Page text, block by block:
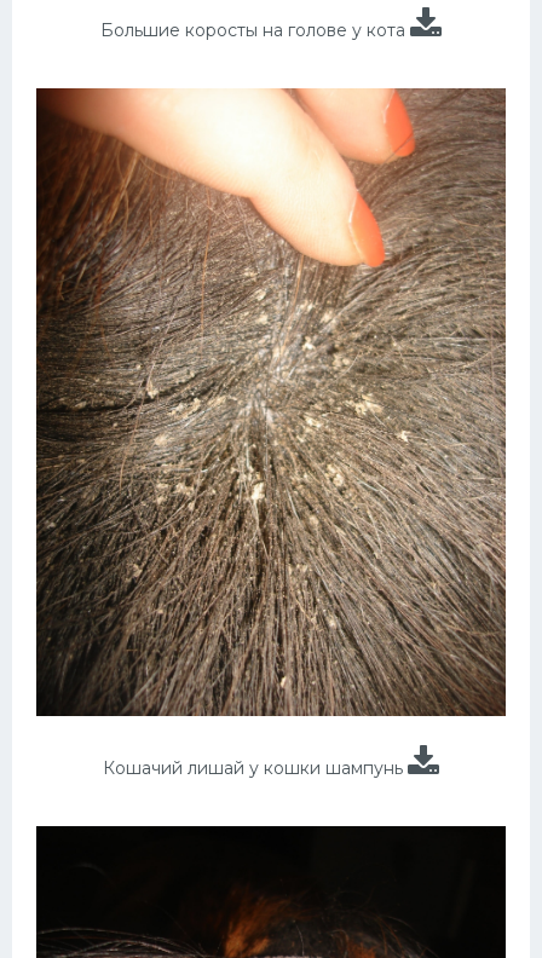
Большие коросты на голове у кота
Кошачий лишай у кошки шампунь